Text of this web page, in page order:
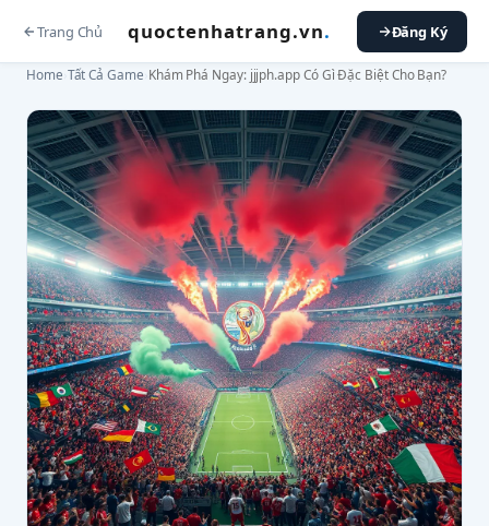
Trang Chủ quoctenhatrang.vn. Đăng Ký
Home Tất Cả Game Khám Phá Ngay: jjjph.app Có Gì Đặc Biệt Cho Bạn?